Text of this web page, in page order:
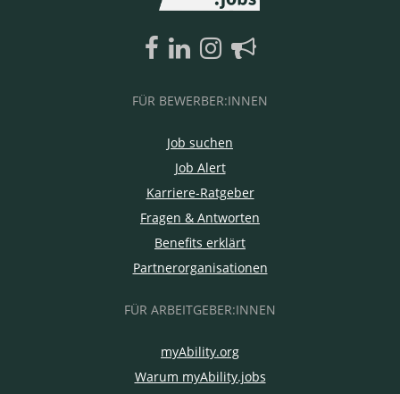
FÜR BEWERBER:INNEN
Job suchen
Job Alert
Karriere-Ratgeber
Fragen & Antworten
Benefits erklärt
Partnerorganisationen
FÜR ARBEITGEBER:INNEN
myAbility.org
Warum myAbility.jobs